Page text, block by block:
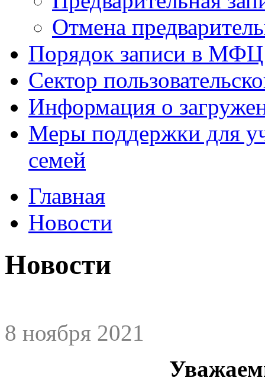
Отмена
Порядок записи в МФЦ
Сектор
Информация о
Меры поддержки для
семей
Главная
Новости
Новости
8 ноября 2021